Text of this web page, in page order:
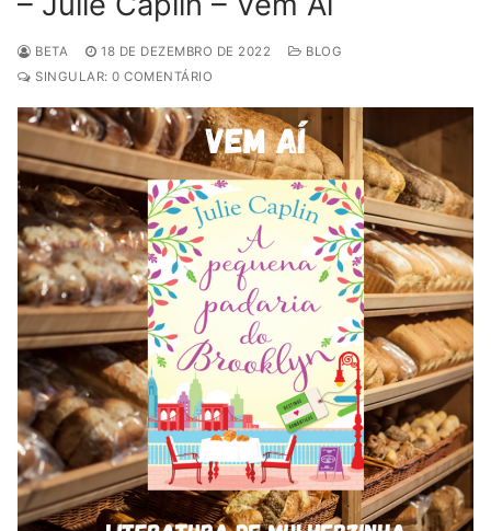
BETA 18 DE DEZEMBRO DE 2022
BLOG
SINGULAR: 0 COMENTÁRIO